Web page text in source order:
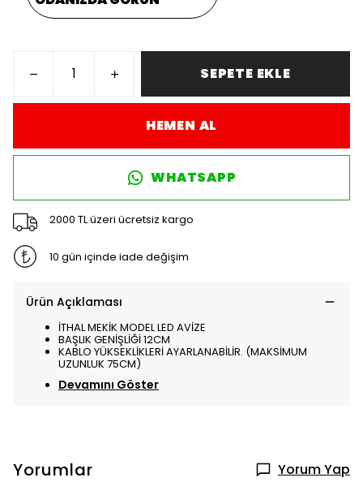
SEPETE EKLE
HEMEN AL
WHATSAPP
2000 TL üzeri ücretsiz kargo
10 gün içinde iade değişim
Ürün Açıklaması
İTHAL MEKİK MODEL LED AVİZE
BAŞLIK GENİŞLİĞİ 12CM
KABLO YÜKSEKLİKLERİ AYARLANABİLİR. (MAKSİMUM
UZUNLUK 75CM)
Devamını Göster
Yorumlar Yorum Yap